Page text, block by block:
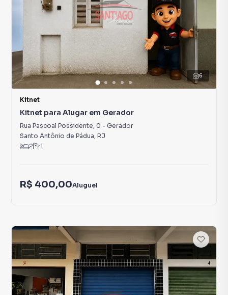
6
Kitnet
Kitnet para Alugar em Gerador
Rua Pascoal Possidente, 0 - Gerador
Santo Antônio de Pádua, RJ
2
1
R$ 400,00Aluguel